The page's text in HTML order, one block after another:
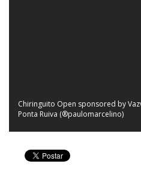
Chiringuito Open sponsored by
Ponta Ruiva (®paulomarcelino)